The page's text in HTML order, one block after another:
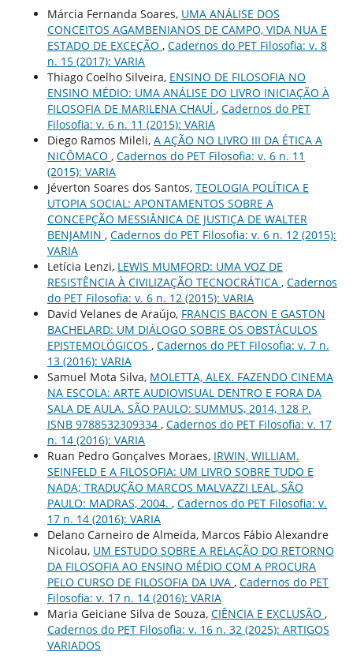
Márcia Fernanda Soares, UMA ANÁLISE DOS
CONCEITOS AGAMBENIANOS DE CAMPO, VIDA NUA E
ESTADO DE EXCEÇÃO , Cadernos do PET Filosofia: v. 8
n. 15 (2017): VARIA
Thiago Coelho Silveira, ENSINO DE FILOSOFIA NO
ENSINO MÉDIO: UMA ANÁLISE DO LIVRO INICIAÇÃO À
FILOSOFIA DE MARILENA CHAUÍ , Cadernos do PET
Filosofia: v. 6 n. 11 (2015): VARIA
Diego Ramos Mileli, A AÇÃO NO LIVRO III DA ÉTICA A
NICÔMACO , Cadernos do PET Filosofia: v. 6 n. 11
(2015): VARIA
Jéverton Soares dos Santos, TEOLOGIA POLÍTICA E
UTOPIA SOCIAL: APONTAMENTOS SOBRE A
CONCEPÇÃO MESSIÂNICA DE JUSTIÇA DE WALTER
BENJAMIN , Cadernos do PET Filosofia: v. 6 n. 12 (2015):
VARIA
Letícia Lenzi, LEWIS MUMFORD: UMA VOZ DE
RESISTÊNCIA À CIVILIZAÇÃO TECNOCRÁTICA , Cadernos
do PET Filosofia: v. 6 n. 12 (2015): VARIA
David Velanes de Araújo, FRANCIS BACON E GASTON
BACHELARD: UM DIÁLOGO SOBRE OS OBSTÁCULOS
EPISTEMOLÓGICOS , Cadernos do PET Filosofia: v. 7 n.
13 (2016): VARIA
Samuel Mota Silva, MOLETTA, ALEX. FAZENDO CINEMA
NA ESCOLA: ARTE AUDIOVISUAL DENTRO E FORA DA
SALA DE AULA. SÃO PAULO: SUMMUS, 2014, 128 P.
ISNB 9788532309334 , Cadernos do PET Filosofia: v. 17
n. 14 (2016): VARIA
Ruan Pedro Gonçalves Moraes, IRWIN, WILLIAM.
SEINFELD E A FILOSOFIA: UM LIVRO SOBRE TUDO E
NADA; TRADUÇÃO MARCOS MALVAZZI LEAL, SÃO
PAULO: MADRAS, 2004. , Cadernos do PET Filosofia: v.
17 n. 14 (2016): VARIA
Delano Carneiro de Almeida, Marcos Fábio Alexandre
Nicolau, UM ESTUDO SOBRE A RELAÇÃO DO RETORNO
DA FILOSOFIA AO ENSINO MÉDIO COM A PROCURA
PELO CURSO DE FILOSOFIA DA UVA , Cadernos do PET
Filosofia: v. 17 n. 14 (2016): VARIA
Maria Geiciane Silva de Souza, CIÊNCIA E EXCLUSÃO ,
Cadernos do PET Filosofia: v. 16 n. 32 (2025): ARTIGOS
VARIADOS